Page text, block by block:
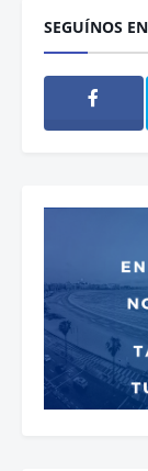
SEGUÍNOS